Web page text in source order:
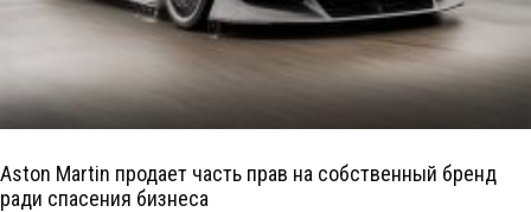
Aston Martin продает часть прав на собственный бренд
ради спасения бизнеса